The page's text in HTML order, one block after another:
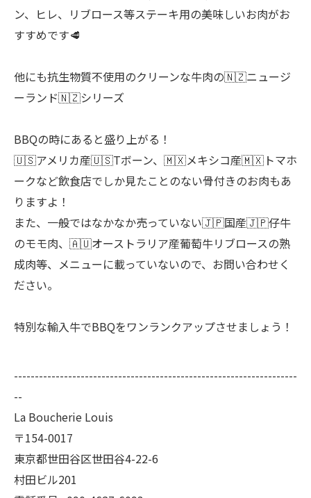
ン、ヒレ、リブロース等ステーキ用の美味しいお肉がお
すすめです🥩
他にも抗生物質不使用のクリーンな牛肉の🇳🇿ニュージ
ーランド🇳🇿シリーズ
BBQの時にあると盛り上がる！
🇺🇸アメリカ産🇺🇸Tボーン、🇲🇽メキシコ産🇲🇽トマホ
ークなど飲食店でしか見たことのない骨付きのお肉もあ
りますよ！
また、一般ではなかなか売っていない🇯🇵国産🇯🇵仔牛
のモモ肉、🇦🇺オーストラリア産葡萄牛リブロースの熟
成肉等、メニューに載っていないので、お問い合わせく
ださい。
特別な輸入牛でBBQをワンランクアップさせましょう！
--------------------------------------------------------------------
--
La Boucherie Louis
〒154-0017
東京都世田谷区世田谷4-22-6
村田ビル201